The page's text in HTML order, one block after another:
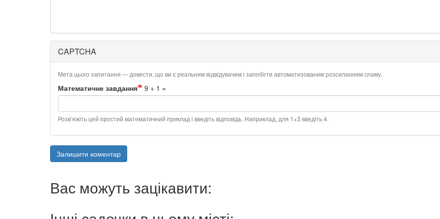
CAPTCHA
Мета цього запитання — довести, що ви є реальним відвідувачем і запобігти автоматизованим розсиланням спаму.
Математичне завдання 9 + 1 =
Розв’яжіть цей простий математичний приклад і введіть відповідь. Наприклад, для 1+3 введіть 4.
Залишити коментар
Вас можуть зацікавити: